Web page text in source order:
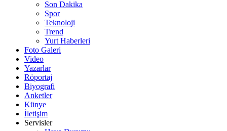
Son Dakika
Spor
Teknoloji
Trend
Yurt Haberleri
Foto Galeri
Video
Yazarlar
Röportaj
Biyografi
Anketler
Künye
İletişim
Servisler